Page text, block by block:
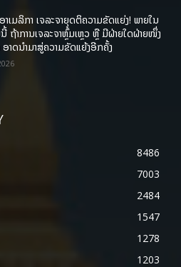
າເມລິກາ ເຈລະຈາຍຸດຕິຄວາມຂັດແຍ່ງ! ພາຍໃນ
ຖ້າການເຈລະຈາຫຼົ້ມເຫຼວ ຫຼື ມີຝ່າຍໃດຝ່າຍໜຶ່ງ
ອາດນໍາມາສູ່ຄວາມຂັດແຍ້ງອີກຄັ້ງ
8486
7003
2484
1547
1278
1203